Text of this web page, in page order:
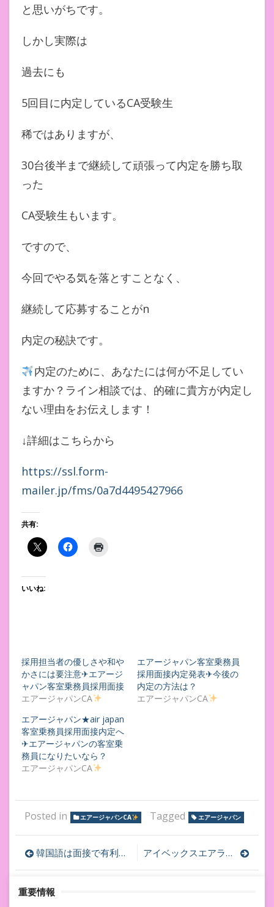
と思いがちです。
しかし実際は
過去にも
5回目に内定しているCA受験生
稀ではありますが、
30台後半まで継続して頑張って内定を勝ち取
った
CA受験生もいます。
ですので、
今回でやる気を落とすことなく、
継続して応募することがn
内定の秘訣です。
内定のために、あなたには何が不足してい
ますか？ライン相談では、的確に貴方が内定し
ない理由をお伝えします！
↓詳細はこちらから
https://ssl.form-
mailer.jp/fms/0a7d4495427966
共有:
いいね:
採用担当者の優しさや和や
かさには要注意✈エアージ
ャパン客室乗務員採用面接
エアージャパンCA
エアージャパン客室乗務員
採用面接内定発表✈今後の
内定の方法は？
エアージャパンCA
エアージャパン★air japan
客室乗務員採用面接内定へ
✈エアージャパンの客室乗
務員になりたいなら？
エアージャパンCA
Posted in エアージャパンCA Tagged エアージャパン
投
稿
ナ
韓国語は面接で有利？大韓航空客室乗務員採用面接 アイベックスエアラインズIBEX航空客室乗務員採用面接選考フロー＆過去問
重要情報